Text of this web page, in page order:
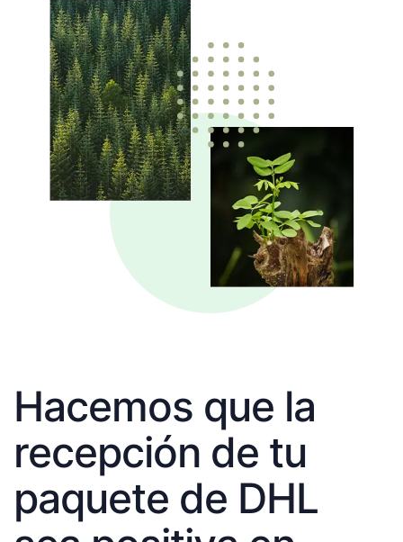
Hacemos que la
recepción de tu
paquete de DHL